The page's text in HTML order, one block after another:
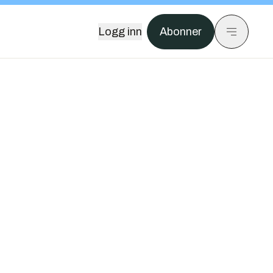
Logg inn Abonner